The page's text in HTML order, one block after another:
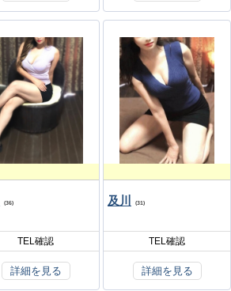
(36)
TEL確認
詳細を見る
及川 (31)
TEL確認
詳細を見る